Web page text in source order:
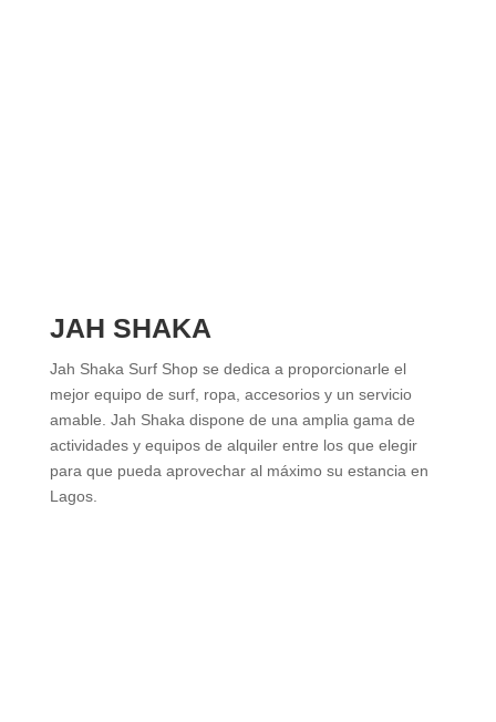
JAH SHAKA
Jah Shaka Surf Shop se dedica a proporcionarle el
mejor equipo de surf, ropa, accesorios y un servicio
amable. Jah Shaka dispone de una amplia gama de
actividades y equipos de alquiler entre los que elegir
para que pueda aprovechar al máximo su estancia en
Lagos.